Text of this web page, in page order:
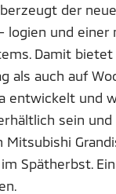
der
logien und
Damit
als auch auf
entwickelt und
sein
Spätherbst.